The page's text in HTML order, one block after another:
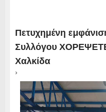
Πετυχημένη
Συλλόγου
Χαλκίδα
›